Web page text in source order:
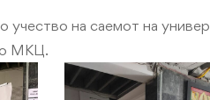
на саемот на
МКЦ.